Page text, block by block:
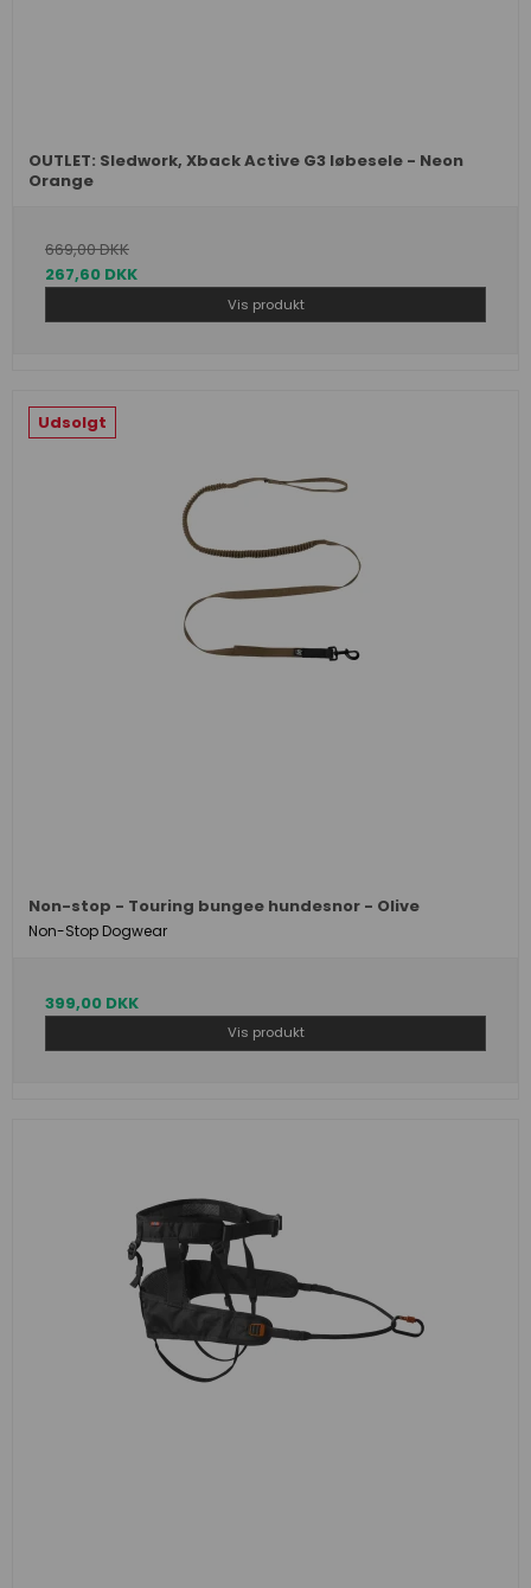
OUTLET: Sledwork, Xback Active G3 løbesele - Neon
Orange
669,00 DKK
267,60 DKK
Vis produkt
Udsolgt
Non-stop - Touring bungee hundesnor - Olive
Non-Stop Dogwear
399,00 DKK
Vis produkt